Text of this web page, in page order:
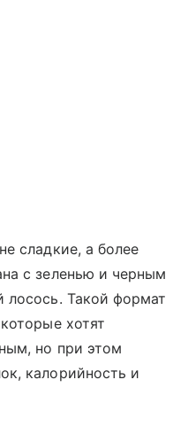
сладкие, а более
с зеленью и черным
лосось. Такой формат
хотят
но при этом
калорийность и